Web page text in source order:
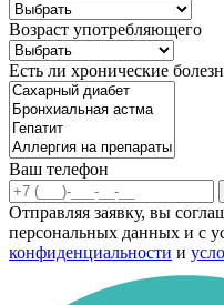
Возраст употребляющего
Есть ли хронические
Ваш телефон
Отправляя заявку, вы
персональных данных и с
конфиденциальности и